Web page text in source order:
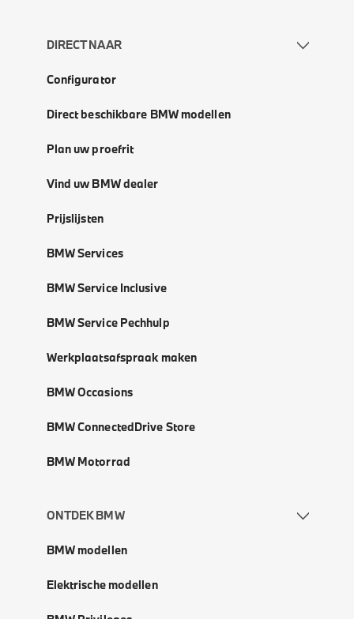
DIRECT NAAR
Configurator
Direct beschikbare BMW modellen
Plan uw proefrit
Vind uw BMW dealer
Prijslijsten
BMW Services
BMW Service Inclusive
BMW Service Pechhulp
Werkplaatsafspraak maken
BMW Occasions
BMW ConnectedDrive Store
BMW Motorrad
ONTDEK BMW
BMW modellen
Elektrische modellen